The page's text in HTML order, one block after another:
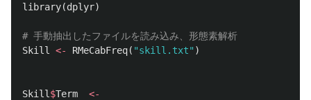
library(dplyr)
# 手動抽出したファイルを読み込み、形態素解析
Skill
<- RMeCabFreq( "skill.txt" )
Skill $Term
<-